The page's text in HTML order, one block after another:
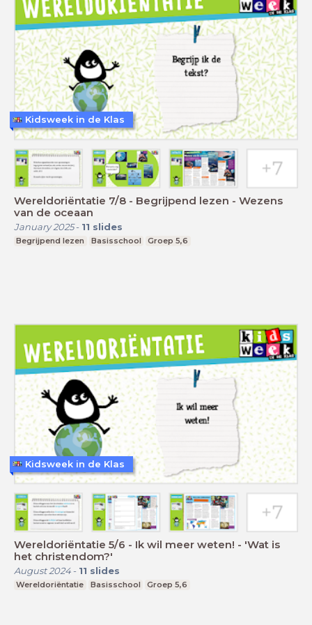
Wereldoriëntatie 7/8 - Begrijpend lezen - Wezens
van de oceaan
January 2025- 11 slides
Begrijpend lezen Basisschool Groep 5,6
Kidsweek in de Klas
Wereldoriëntatie 5/6 - Ik wil meer weten! - 'Wat is
het christendom?'
August 2024- 11 slides
Wereldoriëntatie Basisschool Groep 5,6
Kidsweek in de Klas